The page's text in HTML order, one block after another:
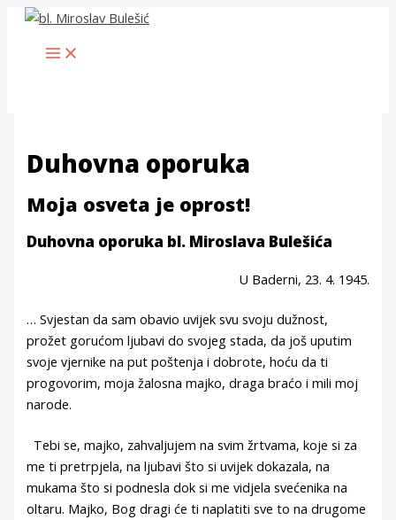
Skip
content
MAIN
MENU
Duhovna oporuka
Moja osveta je oprost!
Duhovna oporuka bl. Miroslava Bulešića
U Baderni, 23. 4. 1945.
… Svjestan da sam obavio uvijek svu svoju dužnost,
prožet gorućom ljubavi do svojeg stada, da još uputim
svoje vjernike na put poštenja i dobrote, hoću da ti
progovorim, moja žalosna majko, draga braćo i mili moj
narode.
Tebi se, majko, zahvaljujem na svim žrtvama, koje si za
me ti pretrpjela, na ljubavi što si uvijek dokazala, na
mukama što si podnesla dok si me vidjela svećenika na
oltaru. Majko, Bog dragi će ti naplatiti sve to na drugome